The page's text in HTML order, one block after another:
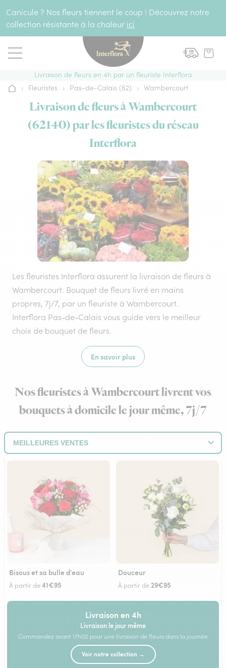
Canicule ? Nos fleurs tiennent le coup ! Découvrez notre
collection résistante à la chaleur ici
Livraison de fleurs en 4h par un fleuriste Interflora
Accueil
› Fleuristes › Pas-de-Calais (62) › Wambercourt
Livraison de fleurs à Wambercourt
(62140) par les fleuristes du réseau
Interflora
Les fleuristes Interflora assurent la livraison de fleurs à
Wambercourt. Bouquet de fleurs livré en mains
propres, 7j/7, par un fleuriste à Wambercourt.
Interflora Pas-de-Calais vous guide vers le meilleur
choix de bouquet de fleurs.
En savoir plus
Nos fleuristes à Wambercourt livrent vos
bouquets à domicile le jour même, 7j/7
Bisous et sa bulle d'eau
À partir de41€95
Douceur
À partir de29€95
Livraison en 4h
Livraison le jour même
Commandez avant 17h00 pour une livraison de fleurs dans la journée
Voir notre collection →